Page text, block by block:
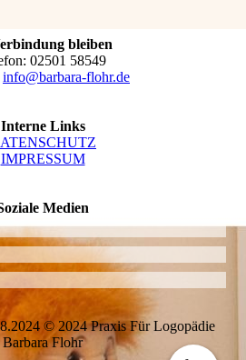
bleiben
02501 58549
info@barbara-flohr.de
Interne Links
IMPRESSUM
Medien
© 2024 Praxis Für Logopädie
Barbara Flohr